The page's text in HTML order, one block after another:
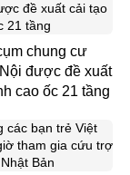
chung cư
được đề xuất
cao ốc 21 tầng